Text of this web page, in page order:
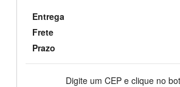
Entrega
Frete
Prazo
Digite um CEP e clique no